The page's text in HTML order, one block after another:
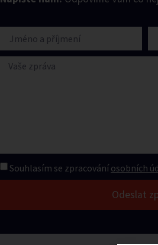
Souhlasím se zpracování osobních
Odeslat